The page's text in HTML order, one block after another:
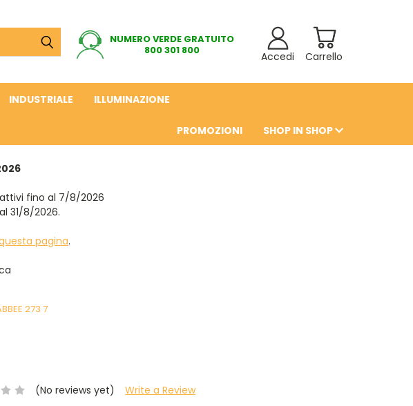
NUMERO VERDE GRATUITO
800 301 800
Carrello
Accedi
INDUSTRIALE ILLUMINAZIONE
PROMOZIONI SHOP IN SHOP
fino al 7/8/2026
31/8/2026.
pagina.
273 7
(No reviews yet) Write a Review